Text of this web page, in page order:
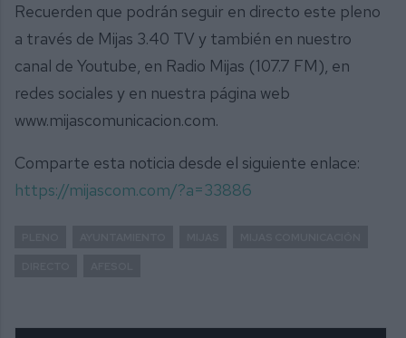
Recuerden que podrán seguir en directo este pleno
a través de Mijas 3.40 TV y también en nuestro
canal de Youtube, en Radio Mijas (107.7 FM), en
redes sociales y en nuestra página web
www.mijascomunicacion.com.
Comparte esta noticia desde el siguiente enlace:
https://mijascom.com/?a=33886